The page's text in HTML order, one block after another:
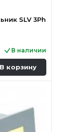
SLV 3Ph
В наличии
В корзину